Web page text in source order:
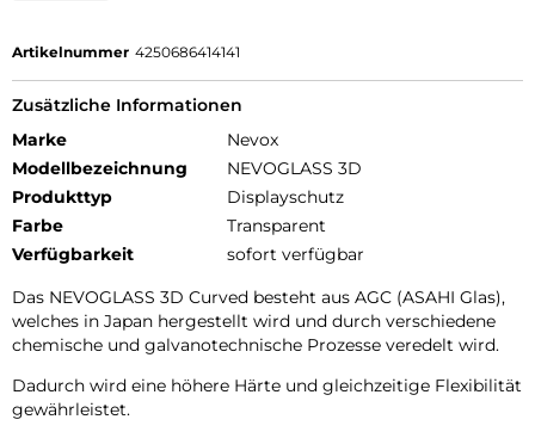
Artikelnummer 4250686414141
Zusätzliche Informationen
Marke
Nevox
Modellbezeichnung
NEVOGLASS 3D
Produkttyp
Displayschutz
Farbe
Transparent
Verfügbarkeit
sofort verfügbar
Das NEVOGLASS 3D Curved besteht aus AGC (ASAHI Glas),
welches in Japan hergestellt wird und durch verschiedene
chemische und galvanotechnische Prozesse veredelt wird.
Dadurch wird eine höhere Härte und gleichzeitige Flexibilität
gewährleistet.